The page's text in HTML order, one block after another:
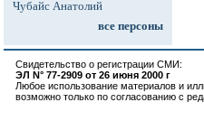
Чубайс Анатолий
все персоны
Свидетельство о регистрации СМИ:
ЭЛ N° 77-2909 от 26 июня 2000 г
Любое использование материалов и
возможно только по согласованию с